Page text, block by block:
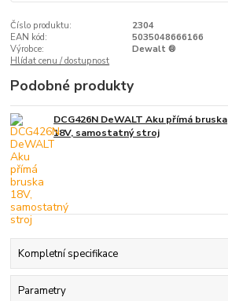
Číslo produktu:
2304
EAN kód:
5035048666166
Výrobce:
Dewalt ®
Hlídat cenu / dostupnost
Podobné produkty
DCG426N DeWALT Aku přímá bruska
18V, samostatný stroj
Kompletní specifikace
Parametry